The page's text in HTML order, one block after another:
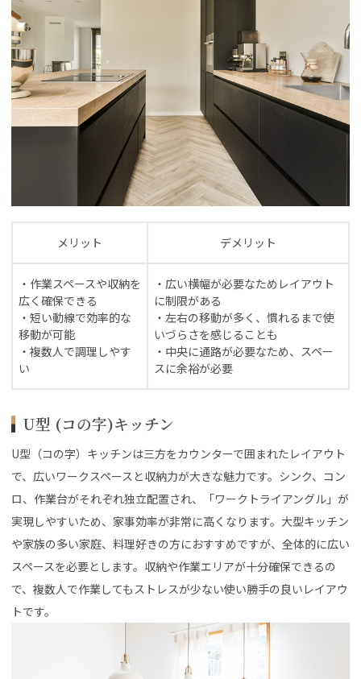
メリット デメリット
・作業スペースや収納を
広く確保できる
・短い動線で効率的な
移動が可能
・複数人で調理しやす
い
・広い横幅が必要なためレイアウト
に制限がある
・左右の移動が多く、慣れるまで使
いづらさを感じることも
・中央に通路が必要なため、スペー
スに余裕が必要
U型 (コの字)キッチン
U型（コの字）キッチンは三方をカウンターで囲まれたレイアウト
で、広いワークスペースと収納力が大きな魅力です。シンク、コン
ロ、作業台がそれぞれ独立配置され、「ワークトライアングル」が
実現しやすいため、家事効率が非常に高くなります。大型キッチン
や家族の多い家庭、料理好きの方におすすめですが、全体的に広い
スペースを必要とします。収納や作業エリアが十分確保できるの
で、複数人で作業してもストレスが少ない使い勝手の良いレイアウ
トです。